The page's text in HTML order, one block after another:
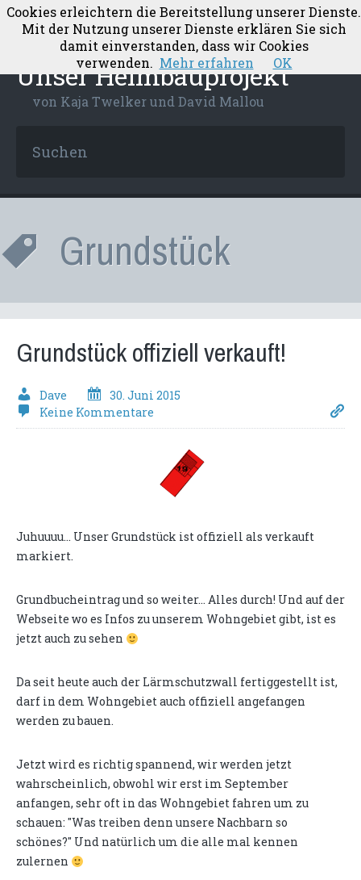
Unser Heimbauprojekt
von Kaja Twelker und David Mallou
Grundstück
Grundstück offiziell verkauft!
Dave
30. Juni 2015
Keine Kommentare
Juhuuuu... Unser Grundstück ist offiziell als verkauft
markiert.
Grundbucheintrag und so weiter... Alles durch! Und auf der
Webseite wo es Infos zu unserem Wohngebiet gibt, ist es
jetzt auch zu sehen
Da seit heute auch der Lärmschutzwall fertiggestellt ist,
darf in dem Wohngebiet auch offiziell angefangen
werden zu bauen.
Jetzt wird es richtig spannend, wir werden jetzt
wahrscheinlich, obwohl wir erst im September
anfangen, sehr oft in das Wohngebiet fahren um zu
schauen: "Was treiben denn unsere Nachbarn so
schönes?" Und natürlich um die alle mal kennen
zulernen
Cookies erleichtern die Bereitstellung unserer Dienste.
Mit der Nutzung unserer Dienste erklären Sie sich
damit einverstanden, dass wir Cookies
verwenden. Mehr erfahren OK